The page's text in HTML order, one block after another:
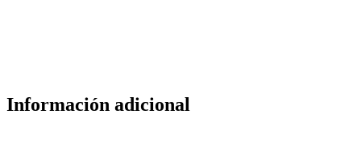
Información adicional